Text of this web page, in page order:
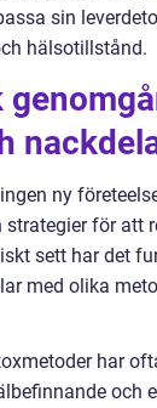
sin
hälsotillstånd.
ny
för att
sett har det
med olika
har
och